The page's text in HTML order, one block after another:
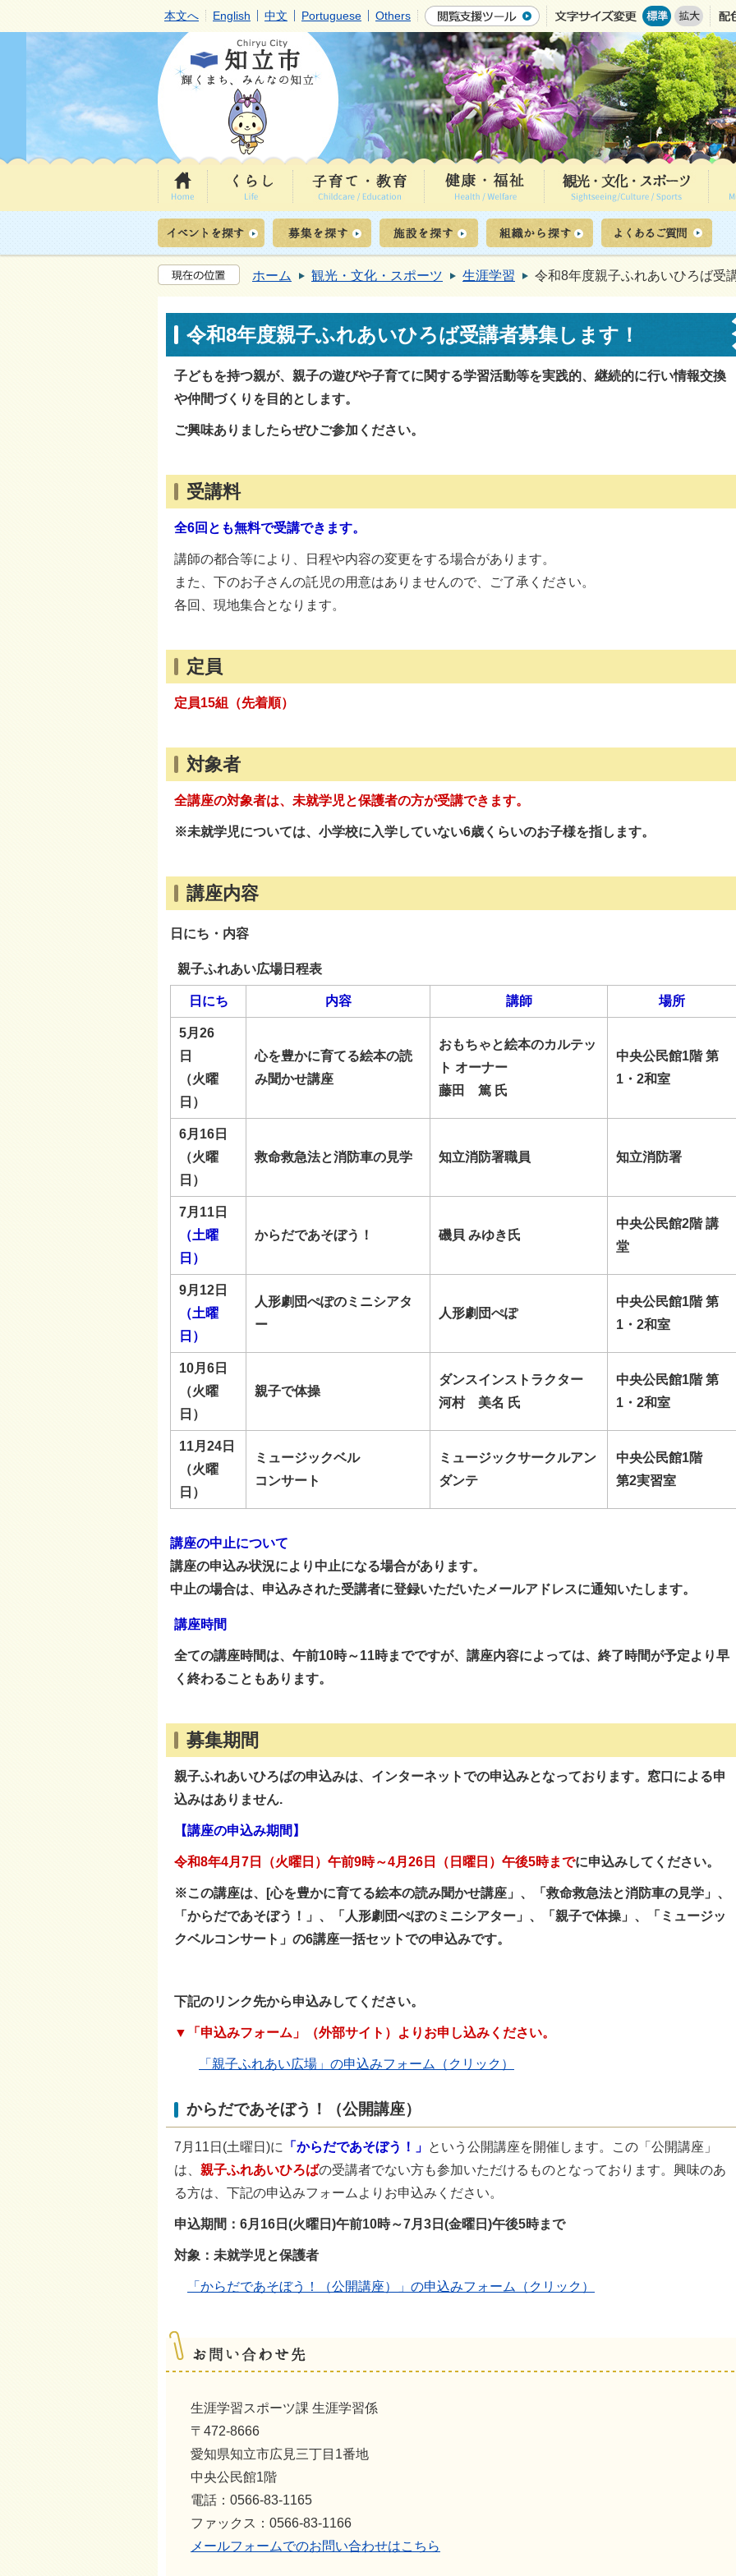
本文へ English 中文 Portuguese Others
ホーム 観光・文化・スポーツ 生涯学習 令和8年度親子ふれあいひろば受
令和8年度親子ふれあいひろば受講者募集します！
子どもを持つ親が、親子の遊びや子育てに関する学習活動等を実践的、継続的に行い情報交換
や仲間づくりを目的とします。
ご興味ありましたらぜひご参加ください。
受講料
全6回とも無料で受講できます。
講師の都合等により、日程や内容の変更をする場合があります。
また、下のお子さんの託児の用意はありませんので、ご了承ください。
各回、現地集合となります。
定員
定員15組（先着順）
対象者
全講座の対象者は、未就学児と保護者の方が受講できます。
※未就学児については、小学校に入学していない6歳くらいのお子様を指します。
講座内容
日にち・内容
親子ふれあい広場日程表
日にち 内容 講師 場所
5月26
日
（火曜
日）
心を豊かに育てる絵本の読
み聞かせ講座
おもちゃと絵本のカルテッ
ト オーナー
藤田 篤 氏
中央公民館1階 第
1・2和室
6月16日
（火曜
日）
救命救急法と消防車の見学 知立消防署職員 知立消防署
7月11日
（土曜
日）
からだであそぼう！ 磯貝 みゆき氏
中央公民館2階 講
堂
9月12日
（土曜
日）
人形劇団ぺぽのミニシアタ
ー
人形劇団ぺぽ
中央公民館1階 第
1・2和室
10月6日
（火曜
日）
親子で体操
ダンスインストラクター
河村 美名 氏
中央公民館1階 第
1・2和室
11月24日
（火曜
日）
ミュージックベル
コンサート
ミュージックサークルアン
ダンテ
中央公民館1階
第2実習室
講座の中止について
講座の申込み状況により中止になる場合があります。
中止の場合は、申込みされた受講者に登録いただいたメールアドレスに通知いたします。
講座時間
全ての講座時間は、午前10時～11時までですが、講座内容によっては、終了時間が予定より早
く終わることもあります。
募集期間
親子ふれあいひろばの申込みは、インターネットでの申込みとなっております。窓口による申
込みはありません.
【講座の申込み期間】
令和8年4月7日（火曜日）午前9時～4月26日（日曜日）午後5時までに申込みしてください。
※この講座は、[心を豊かに育てる絵本の読み聞かせ講座」、「救命救急法と消防車の見学」、
「からだであそぼう！」、「人形劇団ぺぽのミニシアター」、「親子で体操」、「ミュージッ
クベルコンサート」の6講座一括セットでの申込みです。
下記のリンク先から申込みしてください。
▼「申込みフォーム」（外部サイト）よりお申し込みください。
「親子ふれあい広場」の申込みフォーム（クリック）
からだであそぼう！（公開講座）
7月11日(土曜日)に 「からだであそぼう！」 という公開講座を開催します。この「公開講座」
は、 親子ふれあいひろばの受講者でない方も参加いただけるものとなっております。興味のあ
る方は、下記の申込みフォームよりお申込みください。
申込期間：6月16日(火曜日)午前10時～7月3日(金曜日)午後5時まで
対象：未就学児と保護者
「からだであそぼう！（公開講座）」の申込みフォーム（クリック）
生涯学習スポーツ課 生涯学習係
〒472-8666
愛知県知立市広見三丁目1番地
中央公民館1階
電話：0566-83-1165
ファックス：0566-83-1166
メールフォームでのお問い合わせはこちら